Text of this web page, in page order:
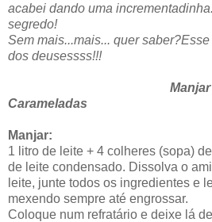
acabei dando uma
segredo!
Sem mais...mais... quer
dos deusessss!!!
Carameladas
Manjar:
1 litro de leite + 4 colheres (sopa)
de leite condensado. Dissolva o
leite, junte todos os ingredientes e
mexendo sempre até engrossar.
Coloque num refratário e deixe lá